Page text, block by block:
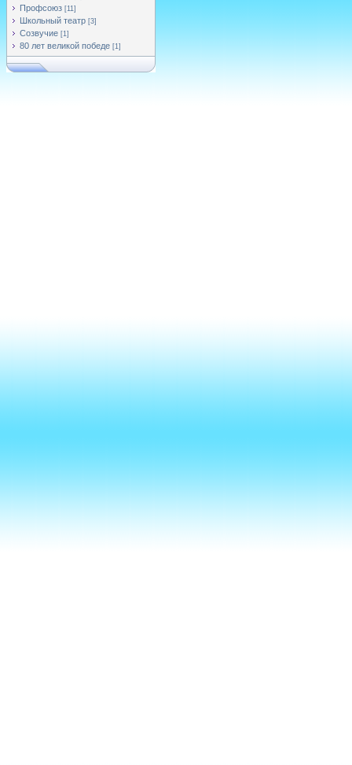
Профсоюз [11]
Школьный театр [3]
Созвучие [1]
80 лет великой победе [1]